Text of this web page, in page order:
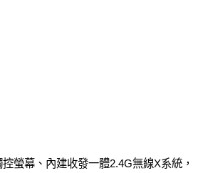
螢幕、內建收發一體2.4G無線X系統，